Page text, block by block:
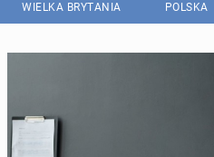
WIELKA BRYTANIA POLSKA